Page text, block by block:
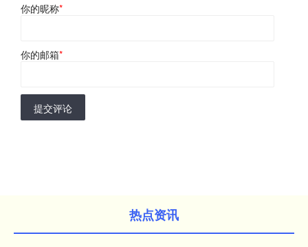
你的昵称*
你的邮箱*
提交评论
热点资讯